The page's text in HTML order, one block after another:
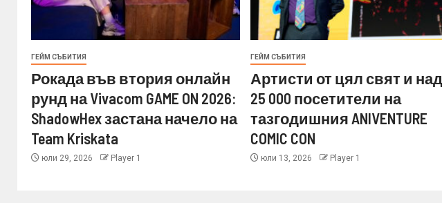
ГЕЙМ СЪБИТИЯ
Рокада във втория онлайн
рунд на Vivacom GAME ON 2026:
ShadowHex застана начело на
Team Kriskata
юли 29, 2026 Player 1
ГЕЙМ СЪБИТИЯ
Артисти от цял свят и над
25 000 посетители на
тазгодишния ANIVENTURE
COMIC CON
юли 13, 2026 Player 1